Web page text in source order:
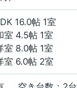
16.0帖 1室
室 4.5帖 1室
室 8.0帖 1室
室 6.0帖 2室